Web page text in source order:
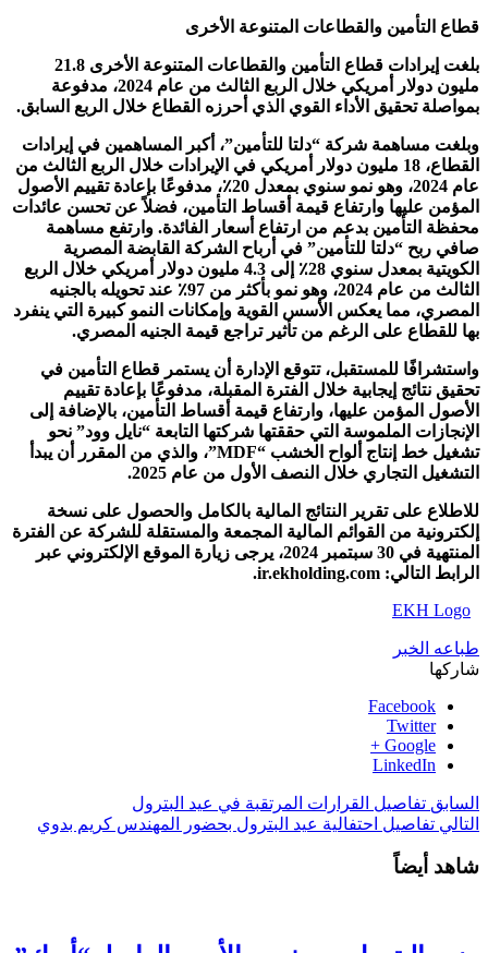
قطاع التأمين والقطاعات المتنوعة الأخرى
بلغت إيرادات قطاع التأمين والقطاعات المتنوعة الأخرى 21.8
مليون دولار أمريكي خلال الربع الثالث من عام 2024، مدفوعة
بمواصلة تحقيق الأداء القوي الذي أحرزه القطاع خلال الربع السابق.
وبلغت مساهمة شركة “دلتا للتأمين”، أكبر المساهمين في إيرادات
القطاع، 18 مليون دولار أمريكي في الإيرادات خلال الربع الثالث من
عام 2024، وهو نمو سنوي بمعدل 20٪، مدفوعًا بإعادة تقييم الأصول
المؤمن عليها وارتفاع قيمة أقساط التأمين، فضلاً عن تحسن عائدات
محفظة التأمين بدعم من ارتفاع أسعار الفائدة. وارتفع مساهمة
صافي ربح “دلتا للتأمين” في أرباح الشركة القابضة المصرية
الكويتية بمعدل سنوي 28٪ إلى 4.3 مليون دولار أمريكي خلال الربع
الثالث من عام 2024، وهو نمو بأكثر من 97٪ عند تحويله بالجنيه
المصري، مما يعكس الأسس القوية وإمكانات النمو كبيرة التي ينفرد
بها للقطاع على الرغم من تأثير تراجع قيمة الجنيه المصري.
واستشرافًا للمستقبل، تتوقع الإدارة أن يستمر قطاع التأمين في
تحقيق نتائج إيجابية خلال الفترة المقبلة، مدفوعًا بإعادة تقييم
الأصول المؤمن عليها، وارتفاع قيمة أقساط التأمين، بالإضافة إلى
الإنجازات الملموسة التي حققتها شركتها التابعة “نايل وود” نحو
تشغيل خط إنتاج ألواح الخشب “MDF”، والذي من المقرر أن يبدأ
التشغيل التجاري خلال النصف الأول من عام 2025.
للاطلاع على تقرير النتائج المالية بالكامل والحصول على نسخة
إلكترونية من القوائم المالية المجمعة والمستقلة للشركة عن الفترة
المنتهية في 30 سبتمبر 2024، يرجى زيارة الموقع الإلكتروني عبر
الرابط التالي: ir.ekholding.com.
EKH Logo
طباعه الخبر
شاركها
Facebook
Twitter
Google +
LinkedIn
السابق تفاصيل القرارات المرتقبة في عيد البترول
التالي تفاصيل احتفالية عيد البترول بحضور المهندس كريم بدوي
شاهد أيضاً